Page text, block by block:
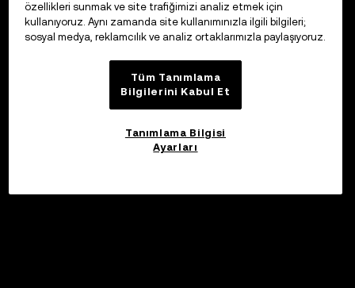
özellikleri sunmak ve site trafiğimizi analiz etmek için
kullanıyoruz. Aynı zamanda site kullanımınızla ilgili bilgileri;
sosyal medya, reklamcılık ve analiz ortaklarımızla paylaşıyoruz.
Tüm Tanımlama
Bilgilerini Kabul Et
Tanımlama Bilgisi
Ayarları